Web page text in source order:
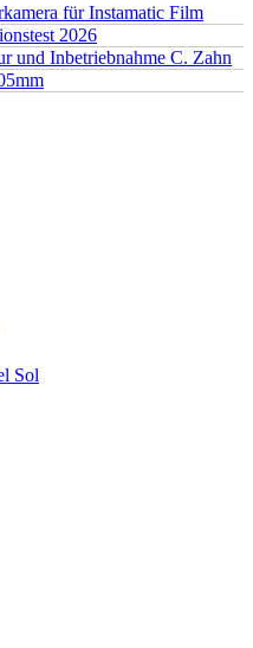
für Instamatic Film
2026
und Inbetriebnahme C. Zahn
Sol